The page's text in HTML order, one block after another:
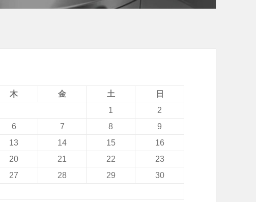
木 金 土
日
1
2
6 7 8
9
13 14 15
16
20 21 22
23
27 28 29
30